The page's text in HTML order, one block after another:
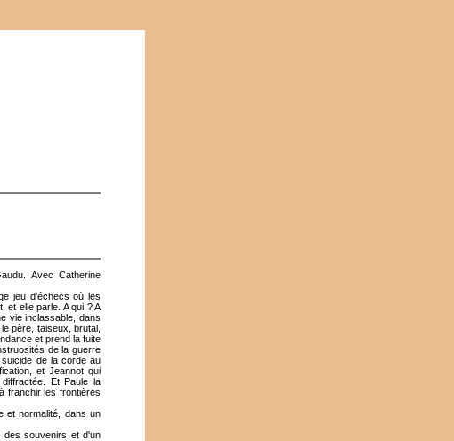
Avec Catherine
jeu d'échecs où les
et elle parle. A qui ? A
vie inclassable, dans
père, taiseux, brutal,
et prend la fuite
de la guerre
de la corde au
et Jeannot qui
Et Paule la
franchir les frontières
et normalité, dans un
des souvenirs et d'un